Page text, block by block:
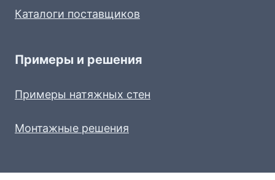
Каталоги поставщиков
Примеры и решения
Примеры натяжных стен
Монтажные решения